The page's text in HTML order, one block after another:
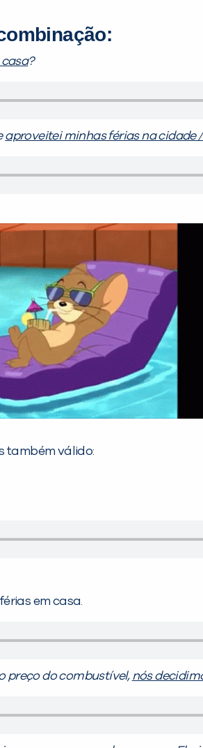
?
aproveitei minhas férias na cidade
também válido:
em casa.
preço do combustível, nós